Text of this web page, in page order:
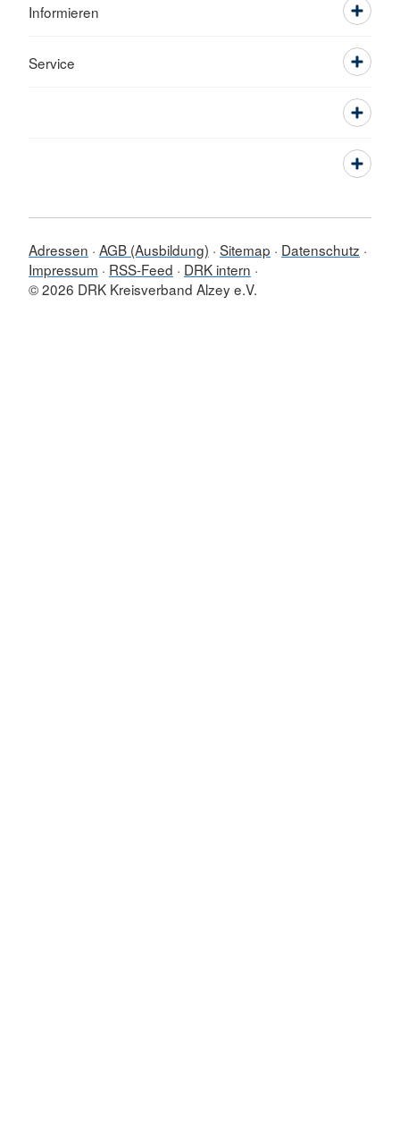
Informieren
Service
Adressen AGB (Ausbildung) Sitemap
Datenschutz
Impressum
RSS-Feed
DRK intern
© 2026 DRK Kreisverband Alzey e.V.